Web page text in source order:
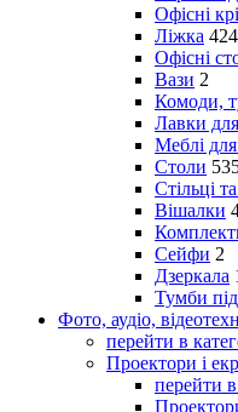
Офісні
Ліжка 424
Офісні
Вази 2
Комоди,
Лавки
Меблі
Столи
Стільці
Вішалки
Сейфи 2
Дзеркала
Тумби
Фото, аудіо,
перейти в
Проектори і
перейти